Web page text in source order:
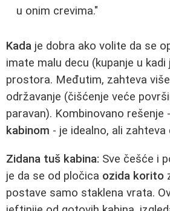
u onim crevima."
Kada je dobra ako volite da se
imate malu decu (kupanje u kadi
prostora. Međutim, zahteva
održavanje (čišćenje veće
paravan). Kombinovano rešenje -
kabinom - je idealno, ali
Zidana tuš kabina: Sve češće i
je da se od pločica ozida korito
postave samo staklena vrata.